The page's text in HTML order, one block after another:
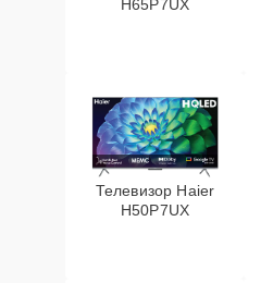
H65P7UX
Телевизор Haier
H50P7UX